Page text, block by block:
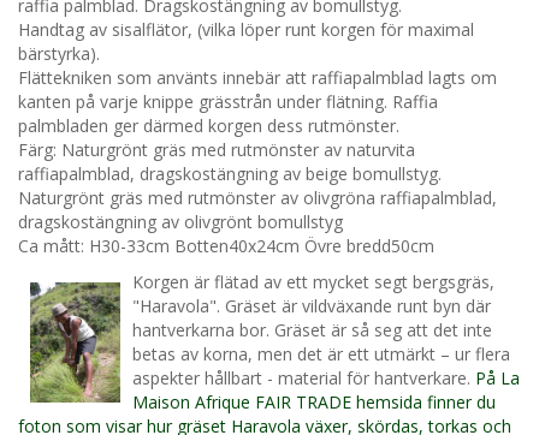
raffia palmblad. Dragskostängning av bomullstyg.
Handtag av sisalflätor, (vilka löper runt korgen för maximal
bärstyrka).
Flättekniken som använts innebär att raffiapalmblad lagts om
kanten på varje knippe grässtrån under flätning. Raffia
palmbladen ger därmed korgen dess rutmönster.
Färg: Naturgrönt gräs med rutmönster av naturvita
raffiapalmblad, dragskostängning av beige bomullstyg.
Naturgrönt gräs med rutmönster av olivgröna raffiapalmblad,
dragskostängning av olivgrönt bomullstyg
Ca mått: H30-33cm Botten40x24cm Övre bredd50cm
Korgen är flätad av ett mycket segt bergsgräs,
"Haravola". Gräset är vildväxande runt byn där
hantverkarna bor. Gräset är så seg att det inte
betas av korna, men det är ett utmärkt – ur flera
aspekter hållbart - material för hantverkare. På La
Maison Afrique FAIR TRADE hemsida finner du
foton som visar hur gräset Haravola växer, skördas, torkas och